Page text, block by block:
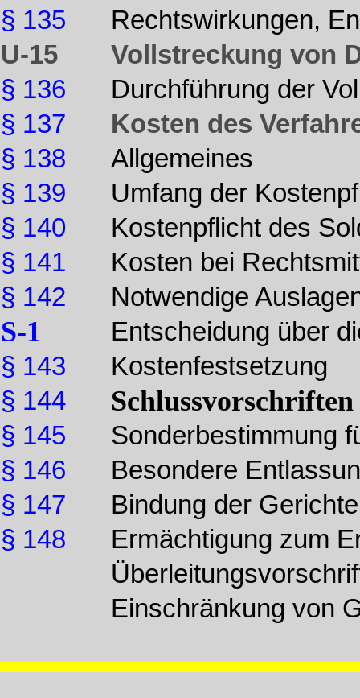
§ 135
U-15
§ 136
§ 137
§ 138
§ 139
§ 140
§ 141
§ 142
S-1
§ 143
§ 144
§ 145
§ 146
§ 147
§ 148
Rechtswirkungen,
Vollstreckung von
Durchführung der
Kosten des
Allgemeines
Umfang der
Kostenpflicht des
Kosten bei
Notwendige
Entscheidung über
Kostenfestsetzung
Schlussvorschriften
Sonderbestimmung
Besondere
Bindung der
Ermächtigung zum
Einschränkung von